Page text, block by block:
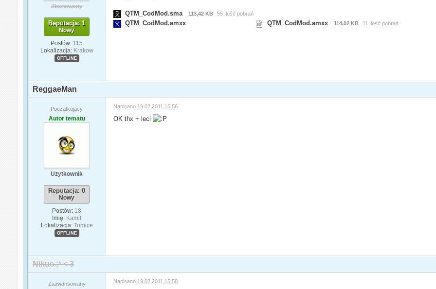
Zbanowany
Reputacja: 1
Nowy
Postów: 115
Lokalizacja: Krakow
OFFLINE
QTM_CodMod.sma 113,42 KB 55 Ilość pobrań
QTM_CodMod.amxx QTM_CodMod.amxx 114,02 KB 11 Ilość pobrań
ReggaeMan
Początkujący
Autor tematu
Użytkownik
Reputacja: 0
Nowy
Postów: 18
Imię: Kamil
Lokalizacja: Tomice
OFFLINE
Napisano 19.02.2011 15:56
OK thx + leci
Nikus :* < 3
Zaawansowany Napisano 19.02.2011 15:58